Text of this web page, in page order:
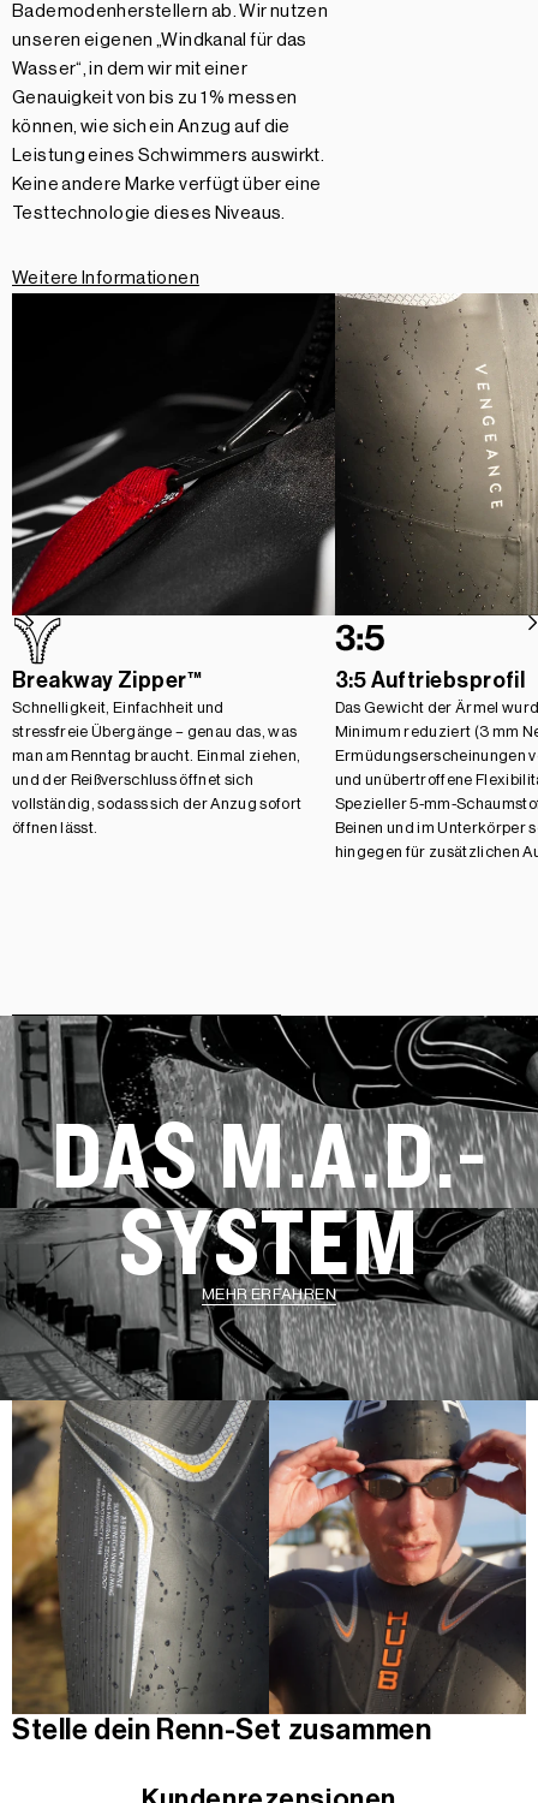
Bademodenherstellern ab. Wir nutzen
unseren eigenen „Windkanal für das
Wasser“, in dem wir mit einer
Genauigkeit von bis zu 1 % messen
können, wie sich ein Anzug auf die
Leistung eines Schwimmers auswirkt.
Keine andere Marke verfügt über eine
Testtechnologie dieses Niveaus.
Weitere Informationen
Breakway Zipper™
Schnelligkeit, Einfachheit und
stressfreie Übergänge – genau das, was
man am Renntag braucht. Einmal ziehen,
und der Reißverschluss öffnet sich
vollständig, sodass sich der Anzug sofort
öffnen lässt.
3:5 Auftriebsprofil
Das Gewicht der Ärmel
Minimum reduziert (3 mm
Ermüdungserscheinungen
und unübertroffene
Spezieller 5-mm-
Beinen und im Unterkörper
hingegen für zusätzlichen
DAS M.A.D.-
SYSTEM
MEHR ERFAHREN
Stelle dein Renn-Set zusammen